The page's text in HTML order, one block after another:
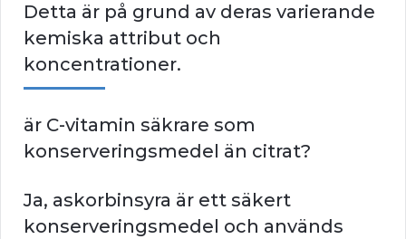
Detta är på grund av deras varierande
kemiska attribut och
koncentrationer.
är C-vitamin säkrare som
konserveringsmedel än citrat?
Ja, askorbinsyra är ett säkert
konserveringsmedel och används